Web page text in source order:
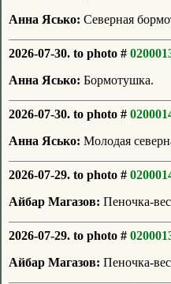
Анна Ясько: Северная
2026-07-30. to photo #
Анна Ясько: Бормотушка.
2026-07-30. to photo #
Анна Ясько: Молодая
2026-07-29. to photo #
Айбар Магазов: Пеночка-
2026-07-29. to photo #
Айбар Магазов: Пеночка-